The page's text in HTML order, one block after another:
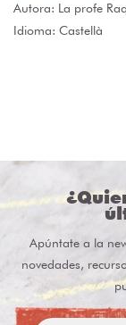
Autora: La profe
Idioma: Castellà
Apúntate a la
novedades,